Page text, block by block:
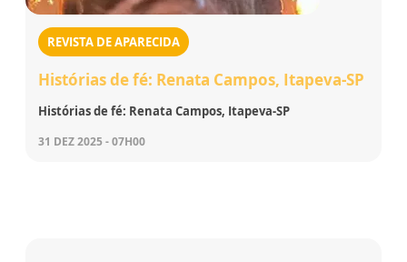
REVISTA DE APARECIDA
Histórias de fé: Renata Campos, Itapeva-SP
Histórias de fé: Renata Campos, Itapeva-SP
31 DEZ 2025 - 07H00